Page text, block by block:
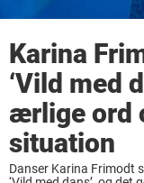
Karina
‘Vild med
ærlige ord
situation
Danser Karina Frimodt